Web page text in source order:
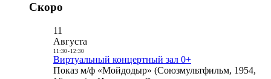
Скоро
11
Августа
11:30- 12:30
Виртуальный концертный зал 0+
Показ м/ф «Мойдодыр» (Союзмультфильм, 1954,